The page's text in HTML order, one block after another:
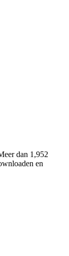
dan 1,952
en